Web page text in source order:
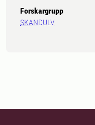
Forskargrupp
SKANDULV